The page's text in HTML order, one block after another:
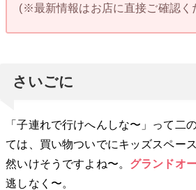
(※最新情報はお店に直接ご確認く
さいごに
「子連れで行けへんしな〜」って二
ては、買い物ついでにキッズスペー
然いけそうですよね〜。 グランドオ
逃しなく〜。